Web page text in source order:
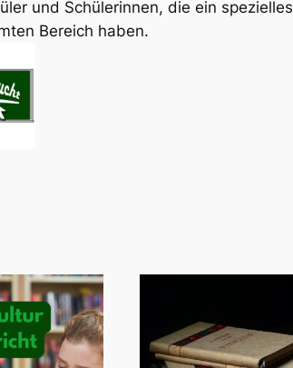
und Schülerinnen, die ein spezielles
Bereich haben.